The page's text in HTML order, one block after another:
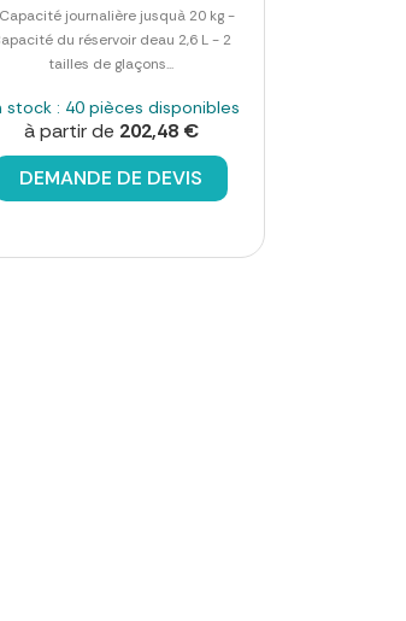
journalière jusquà 20 kg -
du réservoir deau 2,6 L - 2
tailles de glaçons...
stock : 40 pièces disponibles
à partir de 202,48 €
DEMANDE DE DEVIS